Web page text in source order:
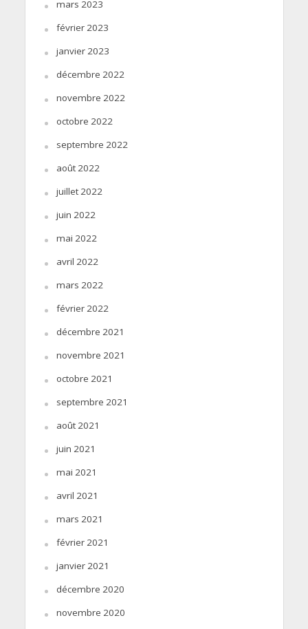
mars 2023
février 2023
janvier 2023
décembre 2022
novembre 2022
octobre 2022
septembre 2022
août 2022
juillet 2022
juin 2022
mai 2022
avril 2022
mars 2022
février 2022
décembre 2021
novembre 2021
octobre 2021
septembre 2021
août 2021
juin 2021
mai 2021
avril 2021
mars 2021
février 2021
janvier 2021
décembre 2020
novembre 2020